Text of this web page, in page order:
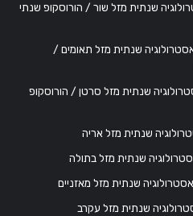
אסטרולוגיה שנתית מזל שור / הורוסקופ שנתי
/ תחזית אסטרולוגיה שנתית מזל תאומים /
תחזית אסטרולוגיה שנתית מזל סרטן / הורוסקופ